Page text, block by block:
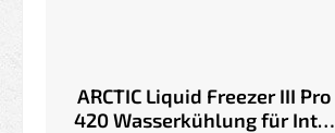
ARCTIC Liquid Freezer III Pro
420 Wasserkühlung für Intel